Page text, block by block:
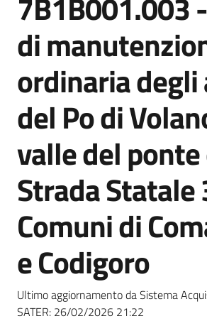
acquisto
Supporto
Piattaforme
telematiche
English
site
di
ordinaria
del Po di
valle del
Strada Statale
Comuni di
e Codigoro
Ultimo aggiornamento da Sistema
SATER: 26/02/2026 21:22